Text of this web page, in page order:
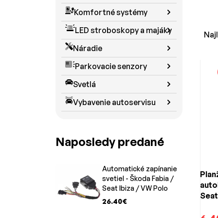
Komfortné systémy
LED stroboskopy a majáky
Náradie
Parkovacie senzory
Svetlá
Vybavenie autoservisu
Naposledy predané
Automatické zapínanie
svetiel - Škoda Fabia /
Seat Ibiza / VW Polo
26.40€
Áno
Áno